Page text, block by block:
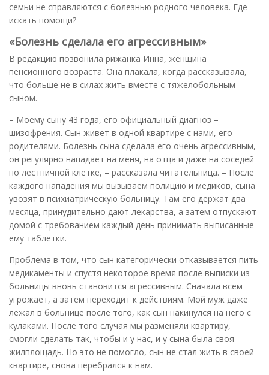
семьи не справляются с болезнью родного человека. Где
искать помощи?
«Болезнь сделала его агрессивным»
В редакцию позвонила рижанка Инна, женщина
пенсионного возраста. Она плакала, когда рассказывала,
что больше не в силах жить вместе с тяжелобольным
сыном.
– Моему сыну 43 года, его официальный диагноз –
шизофрения. Сын живет в одной квартире с нами, его
родителями. Болезнь сына сделала его очень агрессивным,
он регулярно нападает на меня, на отца и даже на соседей
по лестничной клетке, – рассказала читательница. – После
каждого нападения мы вызываем полицию и медиков, сына
увозят в психиатрическую больницу. Там его держат два
месяца, принудительно дают лекарства, а затем отпускают
домой с требованием каждый день принимать выписанные
ему таблетки.
Проблема в том, что сын категорически отказывается пить
медикаменты и спустя некоторое время после выписки из
больницы вновь становится агрессивным. Сначала всем
угрожает, а затем переходит к действиям. Мой муж даже
лежал в больнице после того, как сын накинулся на него с
кулаками. После того случая мы разменяли квартиру,
смогли сделать так, чтобы и у нас, и у сына была своя
жилплощадь. Но это не помогло, сын не стал жить в своей
квартире, снова перебрался к нам.